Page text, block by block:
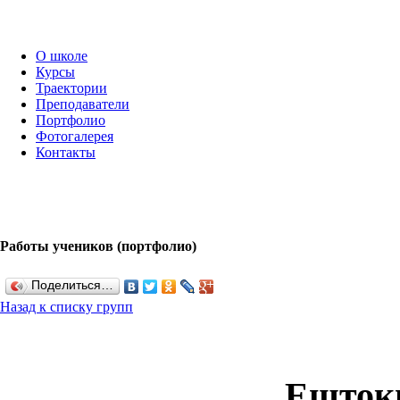
О школе
Курсы
Траектории
Преподаватели
Портфолио
Фотогалерея
Контакты
Работы учеников (портфолио)
Поделиться…
Назад к списку групп